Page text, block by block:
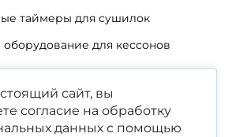
таймеры для сушилок
для кессонов
для крупного мусора
сайт, вы
согласие на обработку
данных с помощью